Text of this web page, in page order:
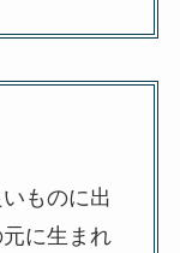
ものに出
に生まれ